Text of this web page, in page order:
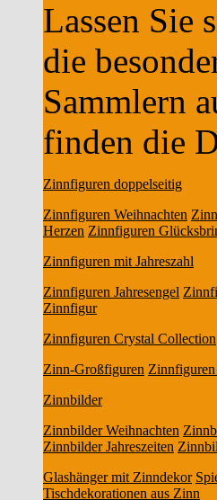
Lassen Sie
die
Sammlern
finden die
Zinnfiguren doppelseitig
Zinnfiguren Weihnachten
Herzen Zinnfiguren
Zinnfiguren mit Jahreszahl
Zinnfiguren Jahresengel
Zinnfigur
Zinnfiguren Crystal Collection
Zinn-Großfiguren Zinnfiguren
Zinnbilder
Zinnbilder Weihnachten
Zinnbilder Jahreszeiten
Glashänger mit Zinndekor
Tischdekorationen aus Zinn